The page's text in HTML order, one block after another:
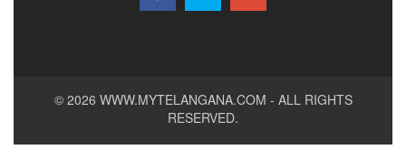
© 2026 WWW.MYTELANGANA.COM - ALL RIGHTS
RESERVED.